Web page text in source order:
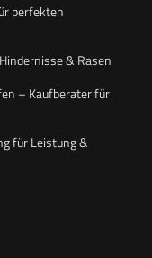
perfekten
& Rasen
– Kaufberater für
für Leistung &